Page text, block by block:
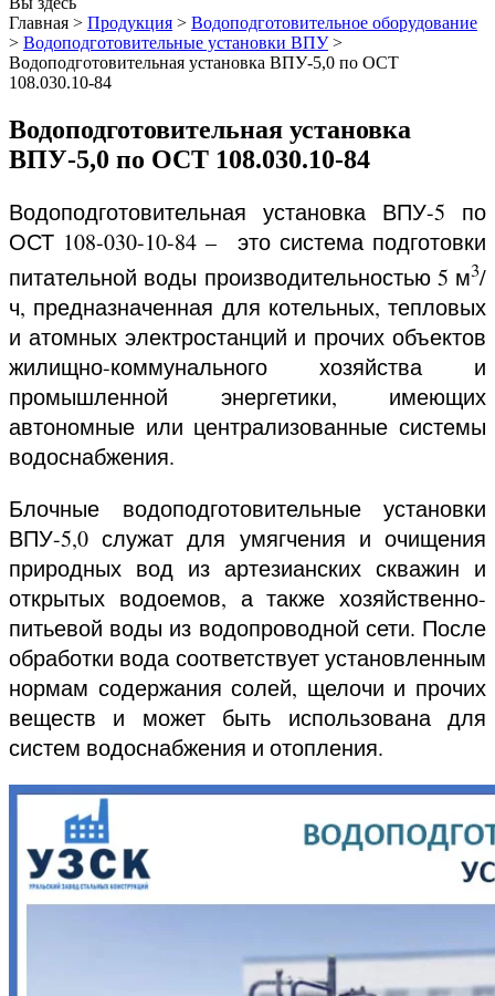
Главная > Продукция > Водоподготовительное оборудование
> Водоподготовительные установки ВПУ >
Водоподготовительная установка ВПУ-5,0 по ОСТ
108.030.10-84
Водоподготовительная установка
ВПУ-5,0 по ОСТ 108.030.10-84
Водоподготовительная установка ВПУ-5 по
ОСТ 108-030-10-84 – это система подготовки
питательной воды производительностью 5 м3/
ч, предназначенная для котельных, тепловых
и атомных электростанций и прочих объектов
жилищно-коммунального хозяйства и
промышленной энергетики, имеющих
автономные или централизованные системы
водоснабжения.
Блочные водоподготовительные установки
ВПУ-5,0 служат для умягчения и очищения
природных вод из артезианских скважин и
открытых водоемов, а также хозяйственно-
питьевой воды из водопроводной сети. После
обработки вода соответствует установленным
нормам содержания солей, щелочи и прочих
веществ и может быть использована для
систем водоснабжения и отопления.